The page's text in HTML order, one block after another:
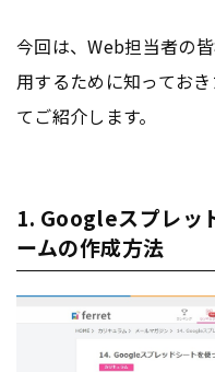
今回は、Web担当者の
用するために知ってお
てご紹介します。
1. Googleスプレッ
ームの作成方法